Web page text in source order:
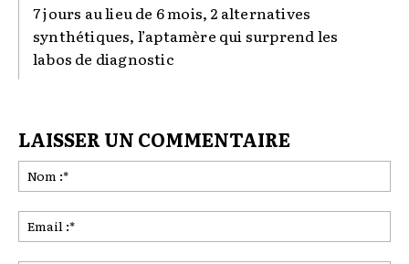
7 jours au lieu de 6 mois, 2 alternatives
synthétiques, l’aptamère qui surprend les
labos de diagnostic
LAISSER UN COMMENTAIRE
:*
:*